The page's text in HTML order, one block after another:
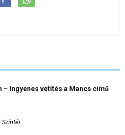
Ingyenes vetítés a Mancs című
Színtér